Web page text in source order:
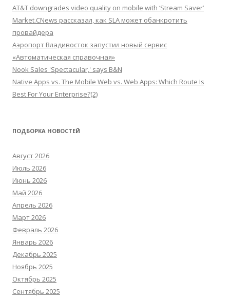
AT&T downgrades video quality on mobile with ‘Stream Saver’
Market.CNews рассказал, как SLA может обанкротить
провайдера
Аэропорт Владивосток запустил новый сервис
«Автоматическая справочная»
Nook Sales 'Spectacular,' says B&N
Native Apps vs. The Mobile Web vs. Web Apps: Which Route Is
Best For Your Enterprise?(2)
ПОДБОРКА НОВОСТЕЙ
Август 2026
Июль 2026
Июнь 2026
Май 2026
Апрель 2026
Март 2026
Февраль 2026
Январь 2026
Декабрь 2025
Ноябрь 2025
Октябрь 2025
Сентябрь 2025